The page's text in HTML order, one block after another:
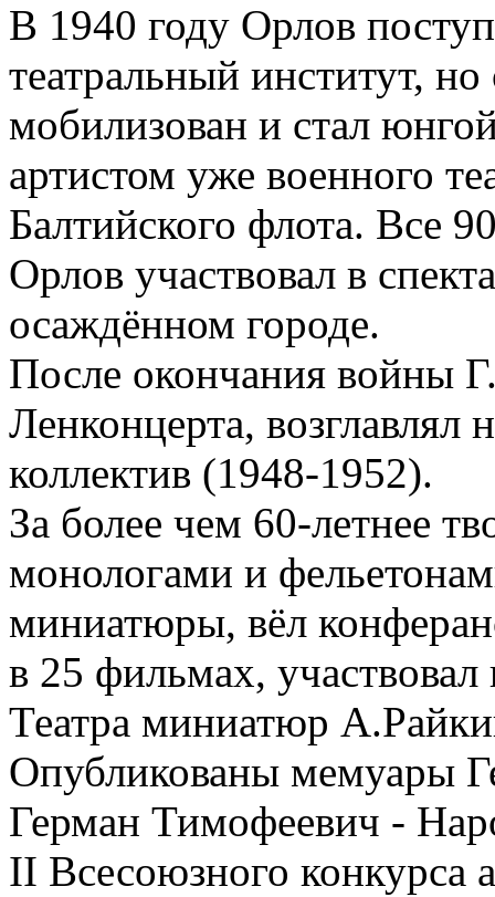
В 1940 году Орлов
театральный институт,
мобилизован и стал
артистом уже военного
Балтийского флота. Все
Орлов участвовал в
осаждённом городе.
После окончания войны
Ленконцерта,
коллектив (1948-1952).
За более чем 60-летнее
монологами и
миниатюры, вёл
в 25 фильмах, участвовал
Театра миниатюр
Опубликованы мемуары
Герман Тимофеевич -
II Всесоюзного конкурса